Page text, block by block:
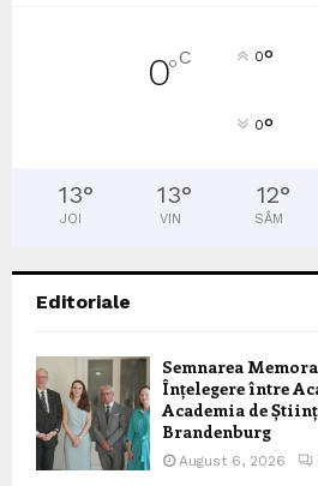
0°C 0°
0°
13°
JOI
13°
VIN
12°
SÂM
Editoriale
Semnarea
Înțelegere între
Academia de
Brandenburg
August 6, 2026